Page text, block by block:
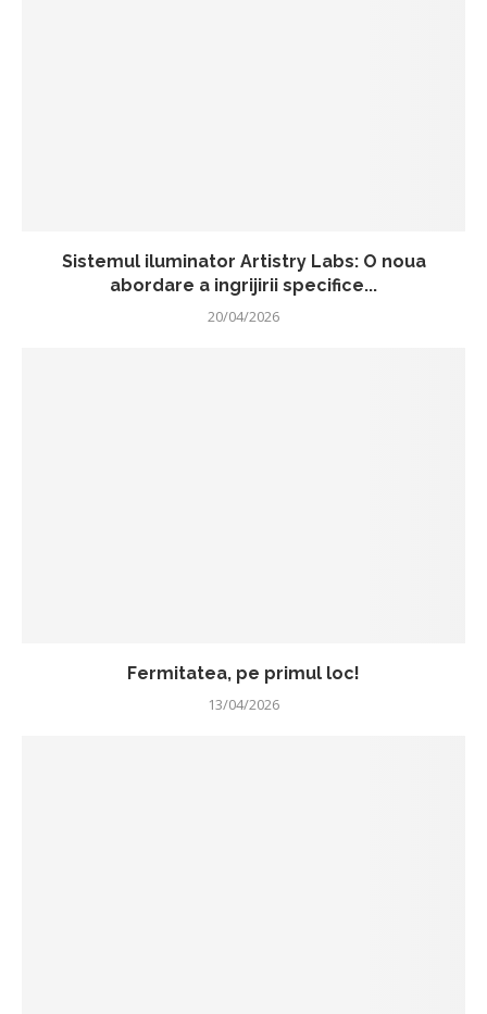
Sistemul iluminator Artistry Labs: O noua
abordare a ingrijirii specifice...
20/04/2026
Fermitatea, pe primul loc!
13/04/2026